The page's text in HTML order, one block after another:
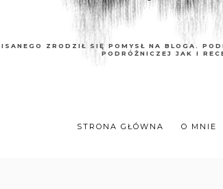
ZRODZIŁ SIĘ POMYSŁ NA BLOGA.
PODRÓŻNICZEJ JAK I
STRONA GŁÓWNA O MNIE